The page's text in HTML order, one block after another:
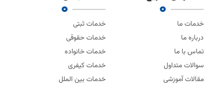
خدمات ما
درباره ما
تماس با ما
سوالات متداول
مقالات آموزشی
خدمات ثبتی
خدمات حقوقی
خدمات خانواده
خدمات کیفری
خدمات بین الملل